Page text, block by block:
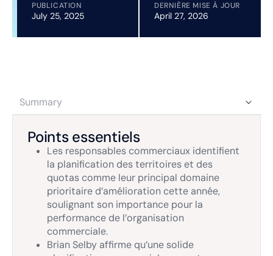
PUBLICATION
July 25, 2025
DERNIÈRE MISE À JOUR
April 27, 2026
Summary
Points essentiels
Les responsables commerciaux identifient
la planification des territoires et des
quotas comme leur principal domaine
prioritaire d’amélioration cette année,
soulignant son importance pour la
performance de l’organisation
commerciale.
Brian Selby affirme qu’une solide